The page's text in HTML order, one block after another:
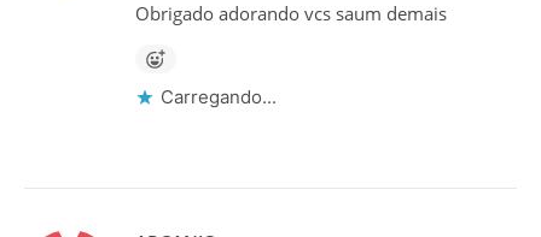
Obrigado adorando vcs saum demais
Carregando...